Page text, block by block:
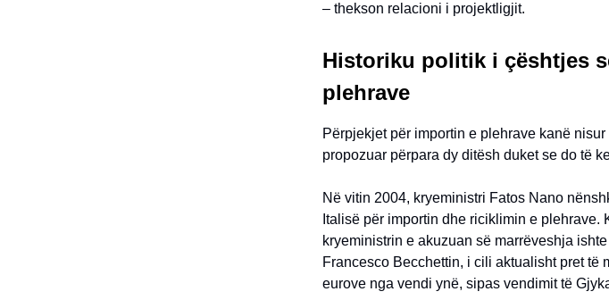
– thekson relacioni i projektligjit.
Historiku politik i çështjes
plehrave
Përpjekjet për importin e plehrave kanë
propozuar përpara dy ditësh duket se do të
Në vitin 2004, kryeministri Fatos Nano
Italisë për importin dhe riciklimin e
kryeministrin e akuzuan së marrëveshja
Francesco Becchettin, i cili aktualisht pret të
eurove nga vendi ynë, sipas vendimit të